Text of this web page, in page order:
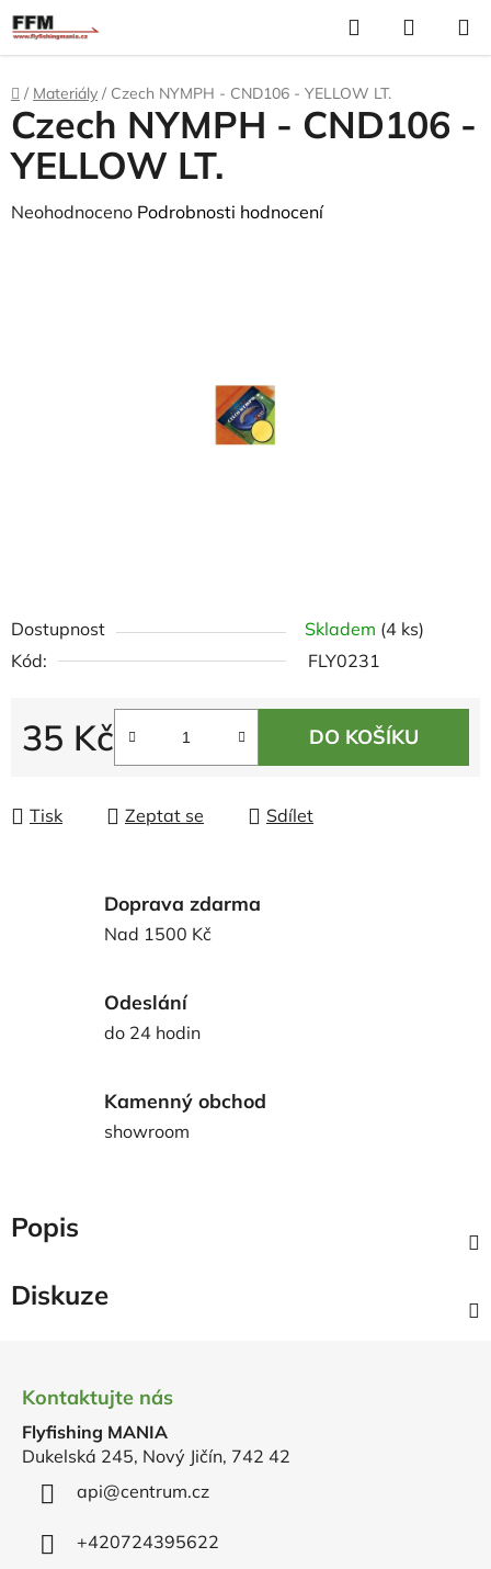
Přejít
na
obsah
Hledat
Domů
/ Materiály / Czech NYMPH - CND106 - YELLOW LT.
Dostupnost Skladem (4 ks)
Kód:
FLY0231
35 Kč
Měrná cena:
DO KOŠÍKU
Tisk Zeptat se Sdílet
Czech NYMPH - CND106 -
YELLOW LT.
Průměrné
Neohodnoceno Podrobnosti hodnocení
Doprava zdarma
Nad 1500 Kč
Odeslání
do 24 hodin
Kamenný obchod
showroom
Popis
Diskuze
Kontaktujte nás
Flyfishing MANIA
Dukelská 245, Nový Jičín, 742 42
api@centrum.cz
+420724395622